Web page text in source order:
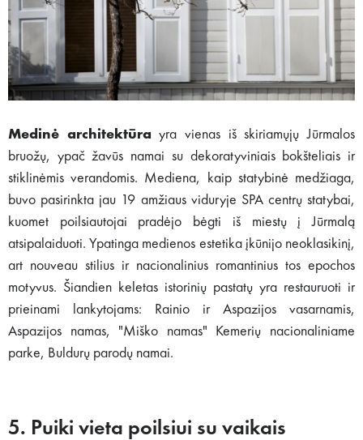
Medinė architektūra yra vienas iš skiriamųjų Jūrmalos
bruožų, ypač žavūs namai su dekoratyviniais bokšteliais ir
stiklinėmis verandomis. Mediena, kaip statybinė medžiaga,
buvo pasirinkta jau 19 amžiaus viduryje SPA centrų statybai,
kuomet poilsiautojai pradėjo bėgti iš miestų į Jūrmalą
atsipalaiduoti. Ypatinga medienos estetika įkūnijo neoklasikinį,
art nouveau stilius ir nacionalinius romantinius tos epochos
motyvus. Šiandien keletas istorinių pastatų yra restauruoti ir
prieinami lankytojams: Rainio ir Aspazijos vasarnamis,
Aspazijos namas, "Miško namas" Kemerių nacionaliniame
parke, Buldurų parodų namai.
5. Puiki vieta poilsiui su vaikais